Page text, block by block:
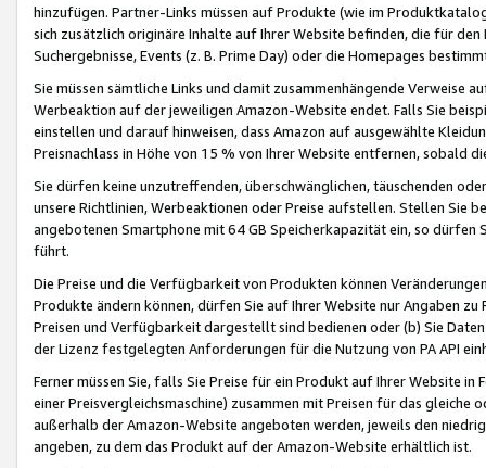
hinzufügen. Partner-Links müssen auf Produkte (wie im
sich zusätzlich originäre Inhalte auf Ihrer Website befinden, die für
Suchergebnisse, Events (z. B. Prime Day) oder die Homepages
Sie müssen sämtliche Links und damit zusammenhängende
Werbeaktion auf der jeweiligen Amazon-Website endet. Falls Sie
einstellen und darauf hinweisen, dass Amazon auf ausgewählte
Preisnachlass in Höhe von 15 % von Ihrer Website entfernen, sobald
Sie dürfen keine unzutreffenden, überschwänglichen, täuschenden
unsere Richtlinien, Werbeaktionen oder Preise aufstellen. Stellen Sie
angebotenen Smartphone mit 64 GB Speicherkapazität ein, so dürfen
führt.
Die Preise und die Verfügbarkeit von Produkten können
Produkte ändern können, dürfen Sie auf Ihrer Website nur Angaben
Preisen und Verfügbarkeit dargestellt sind bedienen oder (b) Sie
der Lizenz festgelegten Anforderungen für die Nutzung von PA API
Ferner müssen Sie, falls Sie Preise für ein Produkt auf Ihrer Website
einer Preisvergleichsmaschine) zusammen mit Preisen für das
außerhalb der Amazon-Website angeboten werden, jeweils den
angeben, zu dem das Produkt auf der Amazon-Website erhältlich ist.